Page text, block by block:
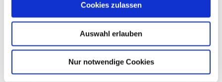
Cookies zulassen
Auswahl erlauben
Nur notwendige Cookies
Basica Compact®, Basische Tabletten
Basica